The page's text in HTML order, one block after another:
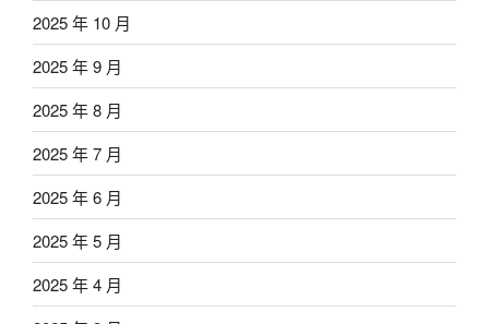
2025 年 10 月
2025 年 9 月
2025 年 8 月
2025 年 7 月
2025 年 6 月
2025 年 5 月
2025 年 4 月